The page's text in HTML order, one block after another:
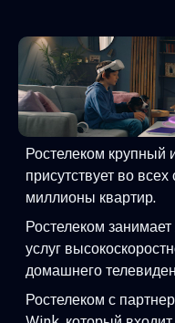
Ростелеком крупный
присутствует во
миллионы квартир.
Ростелеком
услуг
домашнего
Ростелеком с